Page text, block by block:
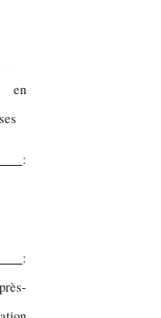
en
:
: